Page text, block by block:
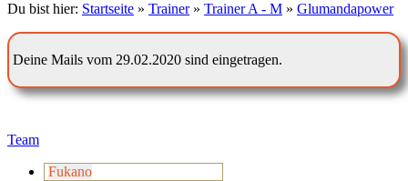
Du bist hier: Startseite » Trainer» Trainer A - M » Glumandapower
Deine Mails vom 29.02.2020 sind eingetragen.
Team
Fukano